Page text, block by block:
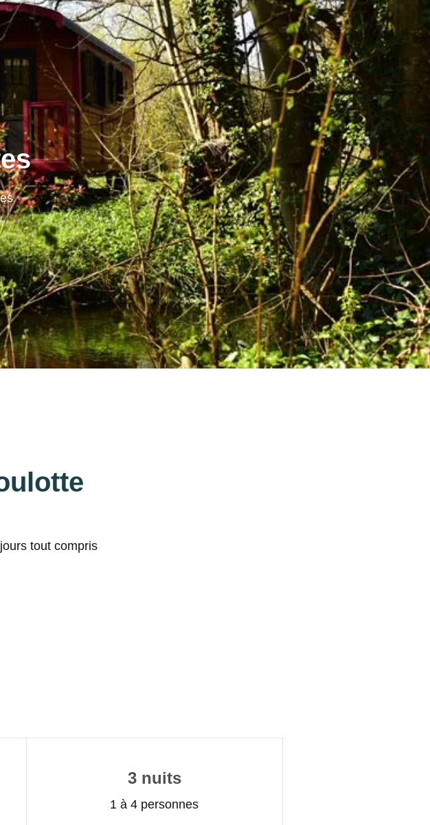
tout compris
3 nuits
1 à 4 personnes